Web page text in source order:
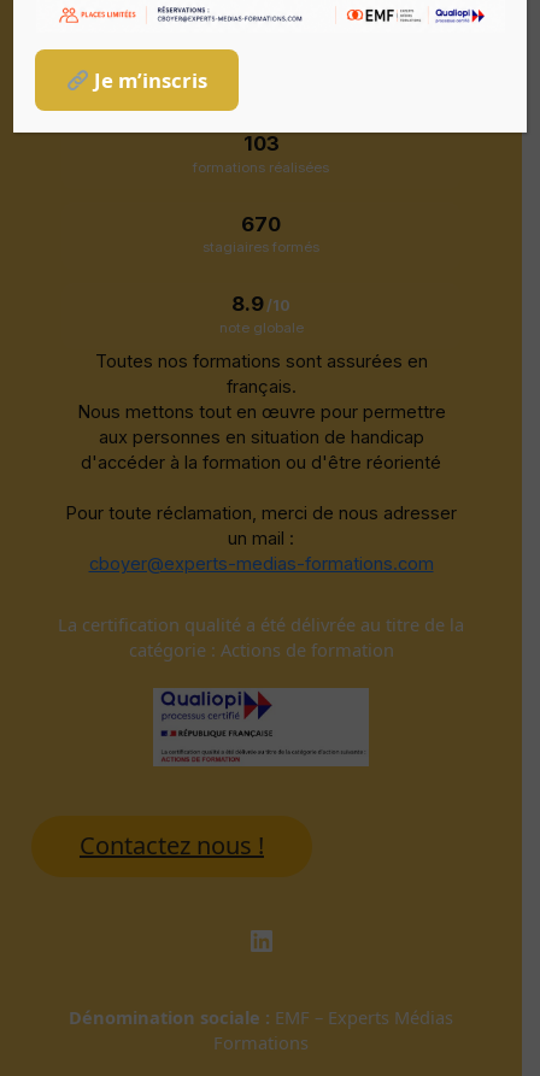
En 2024
103
formations réalisées
670
stagiaires formés
8.9 /10
note globale
Toutes nos formations sont assurées en
français.
Nous mettons tout en œuvre pour permettre
aux personnes en situation de handicap
d'accéder à la formation ou d'être réorienté
Pour toute réclamation, merci de nous adresser
un mail :
cboyer@experts-medias-formations.com
La certification qualité a été délivrée au titre de la
catégorie : Actions de formation
Contactez nous !
LinkedIn
Dénomination sociale : EMF – Experts Médias
Formations
Je m’inscris